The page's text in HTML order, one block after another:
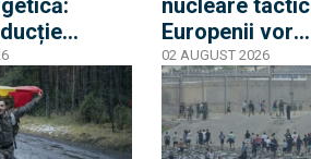
cât să
populația
nucleare
Europenii vor
dislocarea în
pentru a
Rusia că
glumește cu
02 AUGUST 2026